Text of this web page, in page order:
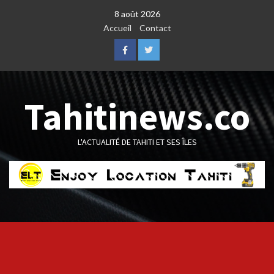
8 août 2026
Accueil
Contact
FacebookTwitter
Tahitinews.co
L'ACTUALITÉ DE TAHITI ET SES ÎLES